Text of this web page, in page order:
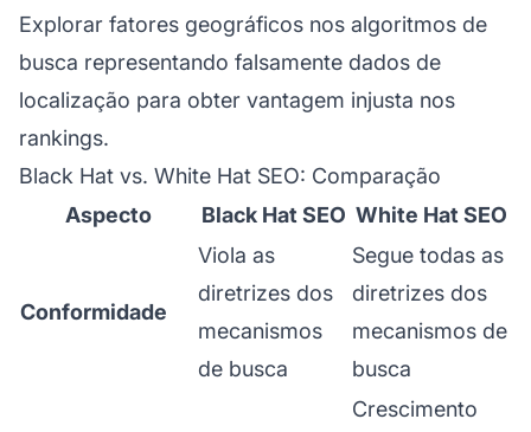
Explorar fatores geográficos nos algoritmos de
busca representando falsamente dados de
localização para obter vantagem injusta nos
rankings.
Black Hat vs. White Hat SEO: Comparação
Aspecto
Black Hat SEO White Hat SEO
Conformidade
Viola as
diretrizes dos
mecanismos
de busca
Segue todas as
diretrizes dos
mecanismos de
busca
Crescimento